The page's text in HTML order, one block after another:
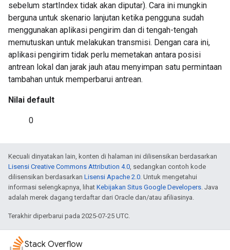
sebelum startIndex tidak akan diputar). Cara ini mungkin
berguna untuk skenario lanjutan ketika pengguna sudah
menggunakan aplikasi pengirim dan di tengah-tengah
memutuskan untuk melakukan transmisi. Dengan cara ini,
aplikasi pengirim tidak perlu memetakan antara posisi
antrean lokal dan jarak jauh atau menyimpan satu permintaan
tambahan untuk memperbarui antrean.
Nilai default
0
Kecuali dinyatakan lain, konten di halaman ini dilisensikan berdasarkan
Lisensi Creative Commons Attribution 4.0, sedangkan contoh kode
dilisensikan berdasarkan Lisensi Apache 2.0. Untuk mengetahui
informasi selengkapnya, lihat Kebijakan Situs Google Developers. Java
adalah merek dagang terdaftar dari Oracle dan/atau afiliasinya.
Terakhir diperbarui pada 2025-07-25 UTC.
Stack Overflow